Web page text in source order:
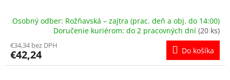
Osobný odber: Rožňavská – zajtra (prac. deň a obj. do 14:00)
Doručenie kuriérom: do 2 pracovných dní (20 ks)
€34,34 bez DPH
€42,24 Do košíka